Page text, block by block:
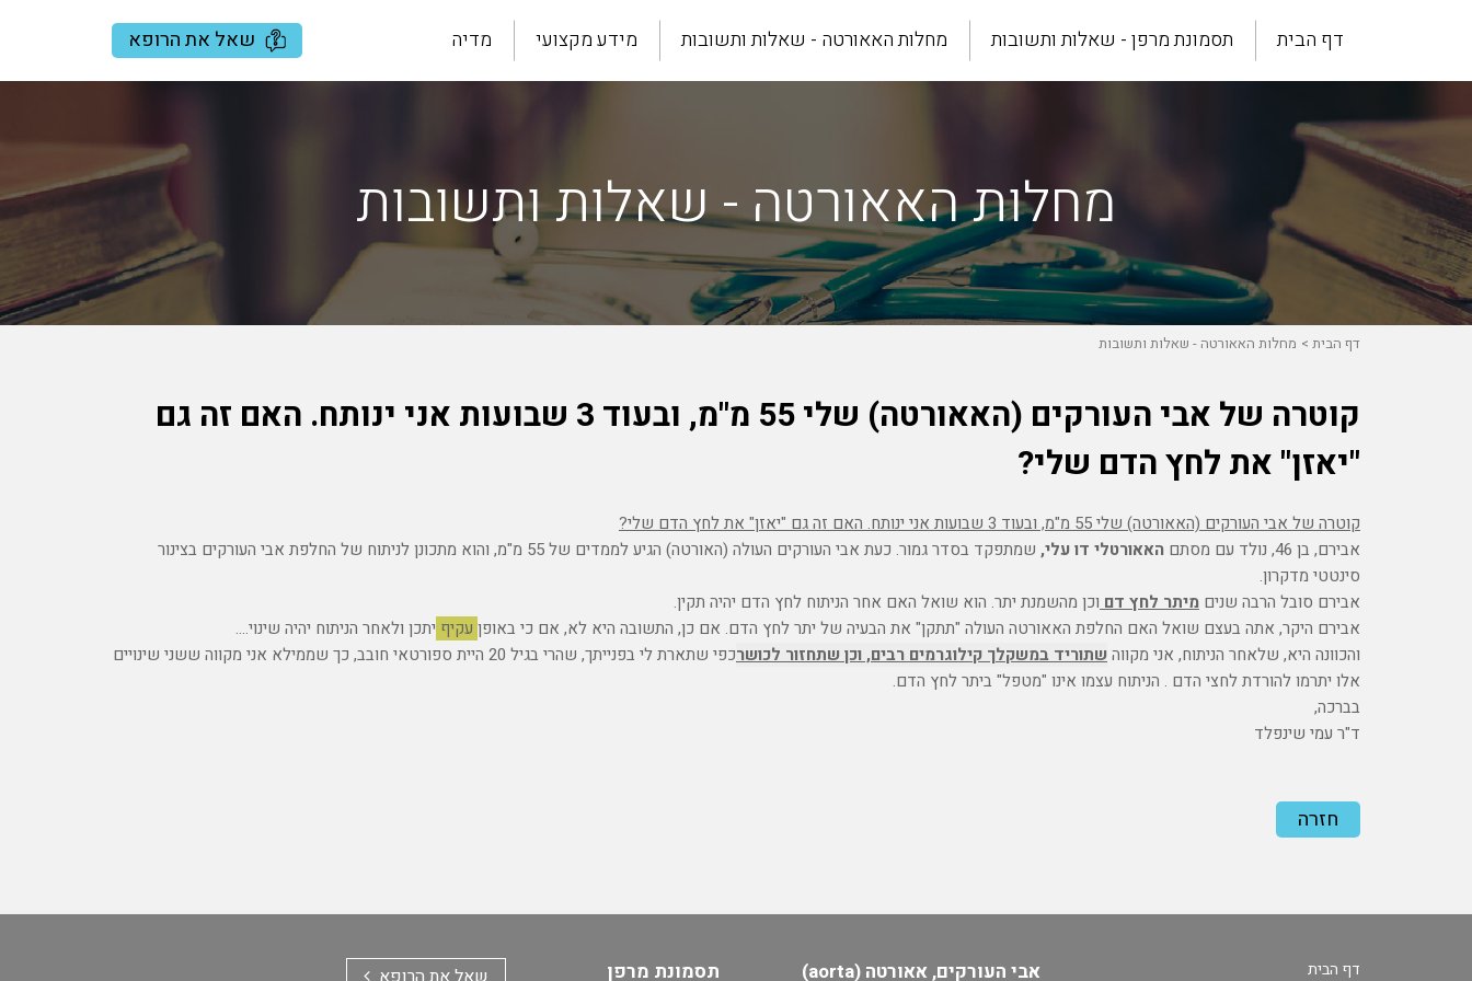
שאל את הרופא דף הבית תסמונת מרפן - שאלות ותשובות מחלות האאורטה - שאלות ותשובות מידע מקצועי מדיה
מחלות האאורטה - שאלות ותשובות
דף הבית מחלות האאורטה - שאלות ותשובות
קוטרה של אבי העורקים (האאורטה) שלי 55 מ"מ, ובעוד 3 שבועות אני ינותח. האם זה גם
"יאזן" את לחץ הדם שלי?
קוטרה של אבי העורקים (האאורטה) שלי 55 מ"מ, ובעוד 3 שבועות אני ינותח. האם זה גם "יאזן" את לחץ הדם שלי?
אבירם, בן 46, נולד עם מסתם
האאורטלי דו עלי,
שמתפקד בסדר גמור. כעת אבי העורקים העולה (האורטה) הגיע לממדים של 55 מ"מ, והוא מתכונן לניתוח של החלפת אבי העורקים בצינור
סינטטי מדקרון.
אבירם סובל הרבה שנים מיתר לחץ דם וכן מהשמנת יתר. הוא שואל האם אחר הניתוח לחץ הדם יהיה תקין.
אבירם היקר, אתה בעצם שואל האם החלפת האאורטה העולה "תתקן" את הבעיה של יתר לחץ הדם. אם כן, התשובה היא לא, אם כי באופן עקיף יתכן ולאחר הניתוח יהיה שינוי....
והכוונה היא, שלאחר הניתוח, אני מקווהשתוריד במשקלך קילוגרמים רבים, וכן שתחזור לכושר
כפי שתארת לי בפנייתך, שהרי בגיל 20 היית ספורטאי חובב, כך שממילא אני מקווה ששני שינויים
אלו יתרמו להורדת לחצי הדם . הניתוח עצמו אינו "מטפל" ביתר לחץ הדם.
בברכה,
ד"ר עמי שינפלד
חזרה
דף הבית אבי העורקים, אאורטה (aorta) תסמונת מרפן